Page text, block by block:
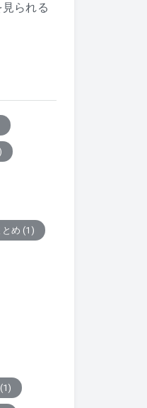
られる
とめ (1)
(1)